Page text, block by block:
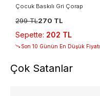
Çocuk Baskılı Gri Çorap
299 TL270 TL
Sepette: 202 TL
Son 10 Günün En Düşük Fiyatı
Çok Satanlar